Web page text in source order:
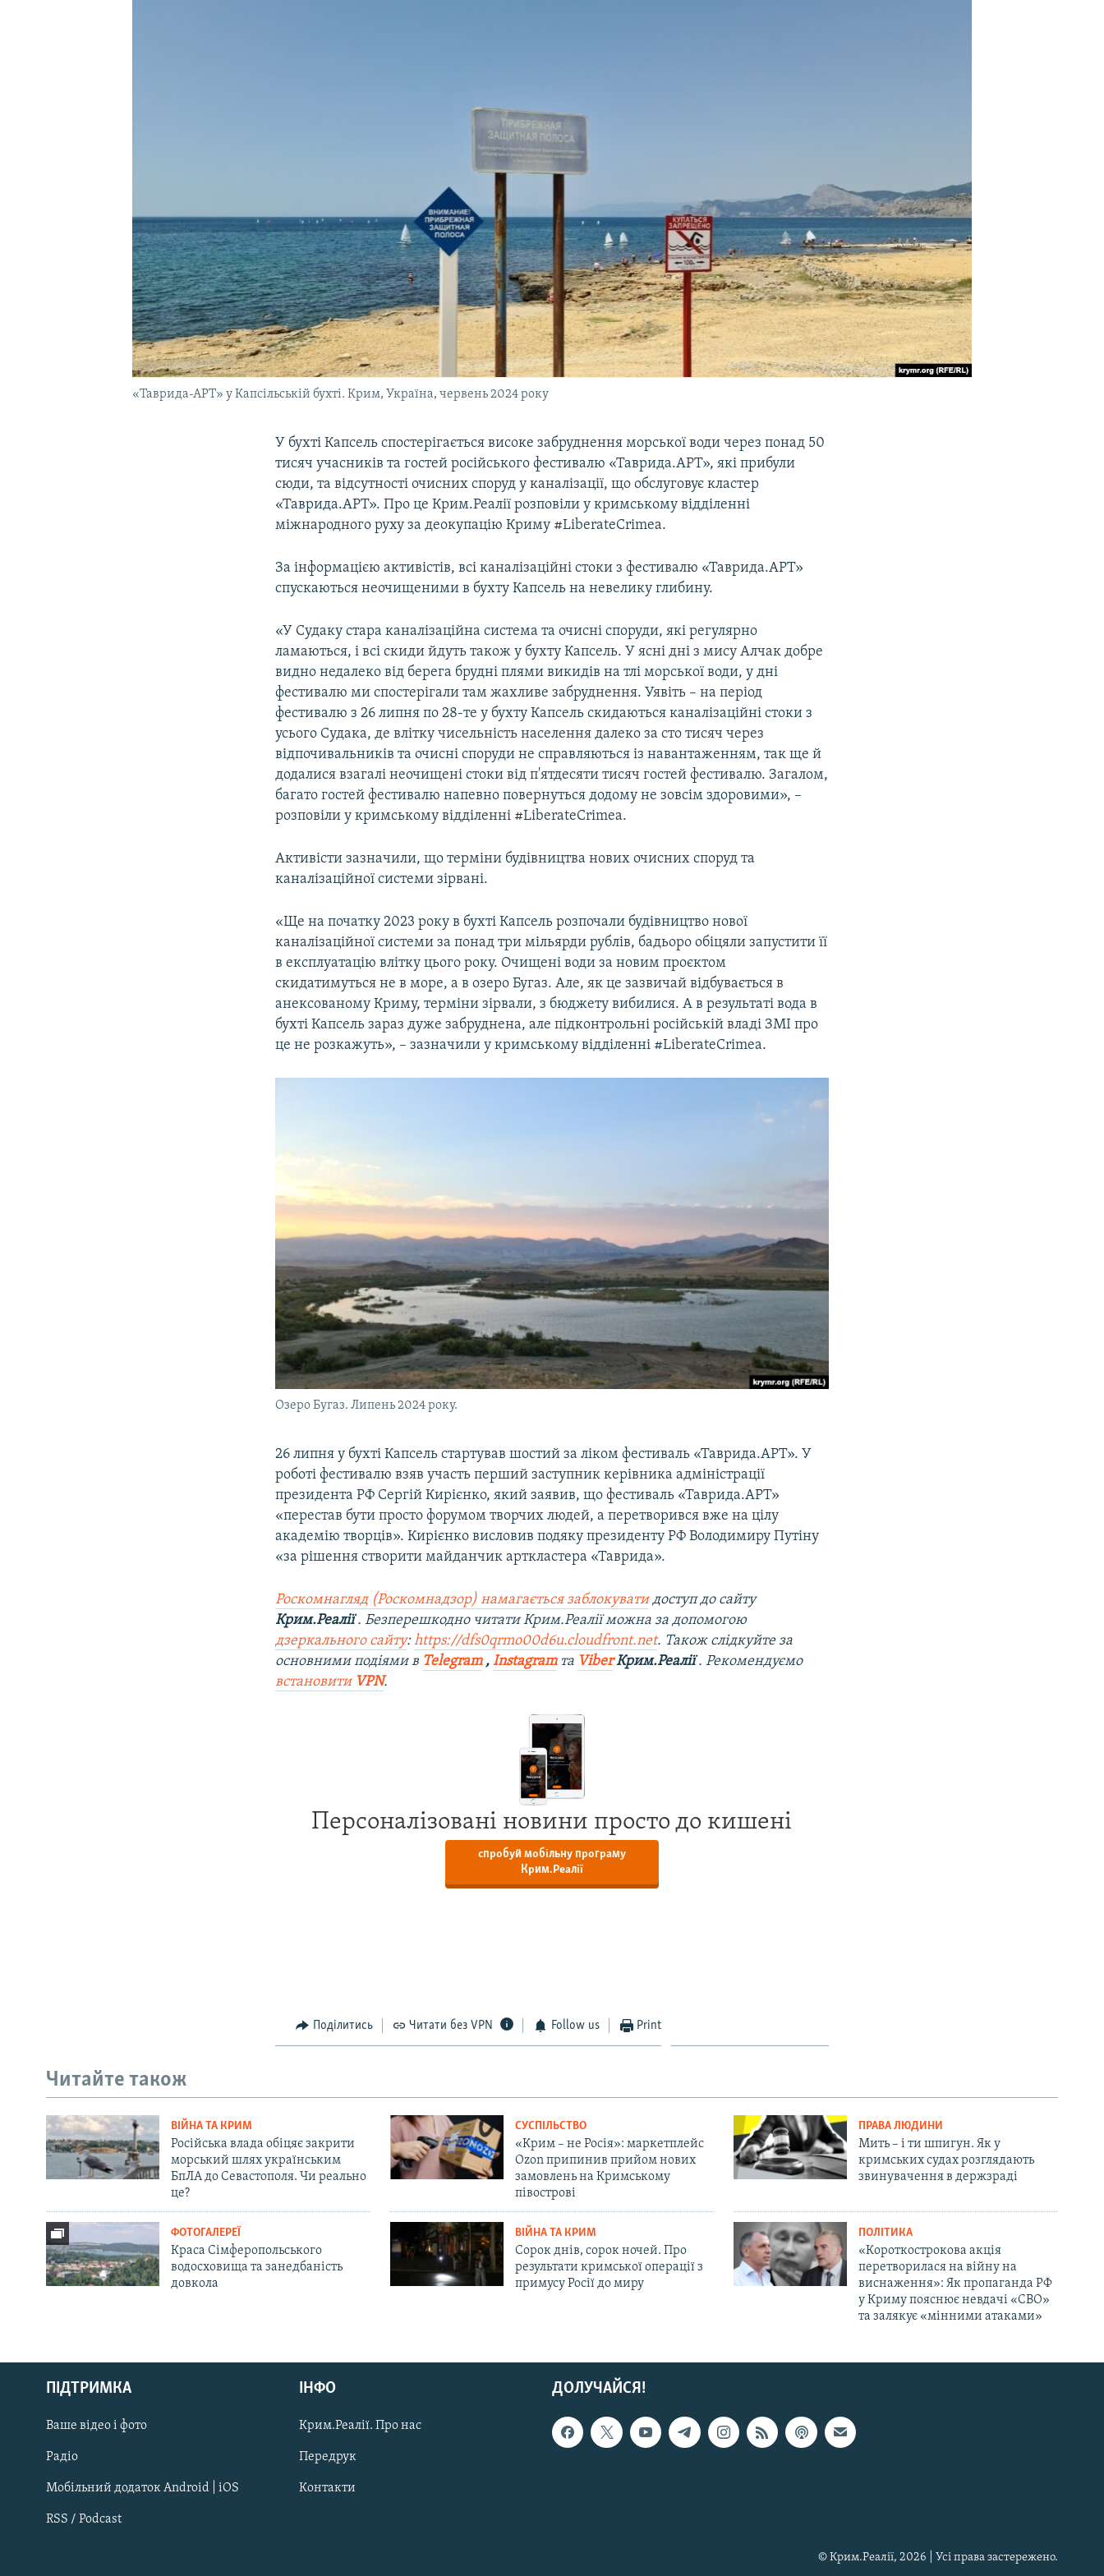
Русский
Qırımtatar
ДОЛУЧАЙСЯ!
«Таврида-АРТ» у Капсільській бухті. Крим, Україна, червень 2024 року
У бухті Капсель спостерігається високе забруднення морської води через понад 50
тисяч учасників та гостей російського фестивалю «Таврида.АРТ», які прибули
сюди, та відсутності очисних споруд у каналізації, що обслуговує кластер
«Таврида.АРТ». Про це Крим.Реалії розповіли у кримському відділенні
міжнародного руху за деокупацію Криму #LiberateCrimea.
За інформацією активістів, всі каналізаційні стоки з фестивалю «Таврида.АРТ»
спускаються неочищеними в бухту Капсель на невелику глибину.
«У Судаку стара каналізаційна система та очисні споруди, які регулярно
ламаються, і всі скиди йдуть також у бухту Капсель. У ясні дні з мису Алчак добре
видно недалеко від берега брудні плями викидів на тлі морської води, у дні
фестивалю ми спостерігали там жахливе забруднення. Уявіть – на період
фестивалю з 26 липня по 28-те у бухту Капсель скидаються каналізаційні стоки з
усього Судака, де влітку чисельність населення далеко за сто тисяч через
відпочивальників та очисні споруди не справляються із навантаженням, так ще й
додалися взагалі неочищені стоки від п'ятдесяти тисяч гостей фестивалю. Загалом,
багато гостей фестивалю напевно повернуться додому не зовсім здоровими», –
розповіли у кримському відділенні #LiberateCrimea.
Активісти зазначили, що терміни будівництва нових очисних споруд та
каналізаційної системи зірвані.
«Ще на початку 2023 року в бухті Капсель розпочали будівництво нової
каналізаційної системи за понад три мільярди рублів, бадьоро обіцяли запустити її
в експлуатацію влітку цього року. Очищені води за новим проєктом
скидатимуться не в море, а в озеро Бугаз. Але, як це зазвичай відбувається в
анексованому Криму, терміни зірвали, з бюджету вибилися. А в результаті вода в
бухті Капсель зараз дуже забруднена, але підконтрольні російській владі ЗМІ про
це не розкажуть», – зазначили у кримському відділенні #LiberateCrimea.
Озеро Бугаз. Липень 2024 року.
26 липня у бухті Капсель стартував шостий за ліком фестиваль «Таврида.АРТ». У
роботі фестивалю взяв участь перший заступник керівника адміністрації
президента РФ Сергій Кирієнко, який заявив, що фестиваль «Таврида.АРТ»
«перестав бути просто форумом творчих людей, а перетворився вже на цілу
академію творців». Кирієнко висловив подяку президенту РФ Володимиру Путіну
«за рішення створити майданчик арткластера «Таврида».
Роскомнагляд (Роскомнадзор) намагається заблокуватидоступ до сайту
Крим.Реалії. Безперешкодно читати Крим.Реалії можна за допомогою
дзеркального сайту:https://dfs0qrmo00d6u.cloudfront.net. Також слідкуйте за
основними подіями в Telegram,Instagramта ViberКрим.Реалії. Рекомендуємо
встановити VPN.
Персоналізовані новини просто до кишені
спробуй мобільну програму
Крим.Реалії
Поділитись Читати без VPN Follow us Print
Читайте також
ВІЙНА ТА КРИМ
Російська влада обіцяє закрити
морський шлях українським
БпЛА до Севастополя. Чи реально
це?
СУСПІЛЬСТВО
«Крим – не Росія»: маркетплейс
Ozon припинив прийом нових
замовлень на Кримському
півострові
ПРАВА ЛЮДИНИ
Мить – і ти шпигун. Як у
кримських судах розглядають
звинувачення в держзраді
ФОТОГАЛЕРЕЇ
Краса Сімферопольського
водосховища та занедбаність
довкола
ВІЙНА ТА КРИМ
Сорок днів, сорок ночей. Про
результати кримської операції з
примусу Росії до миру
ПОЛІТИКА
«Короткострокова акція
перетворилася на війну на
виснаження»: Як пропаганда РФ
у Криму пояснює невдачі «СВО»
та залякує «мінними атаками»
ДОЛУЧАЙСЯ!
ПІДТРИМКА
Ваше відео і фото
Радіо
Мобільний додаток Android | iOS
RSS / Podcast
ІНФО
Крим.Реалії. Про нас
Передрук
Контакти
© Крим.Реалії, 2026 | Усі права застережено.